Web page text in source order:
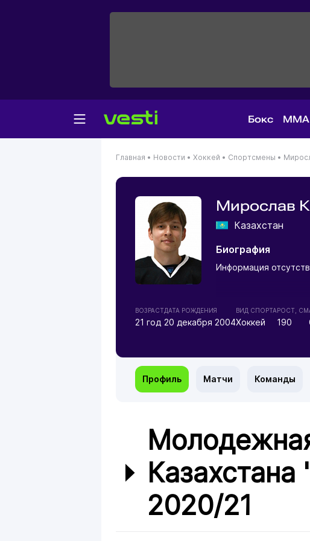
Бокс MMA
Главная • Новости • Хоккей • Спортсмены •
Мирослав
Казахстан
Биография
Информация
ВОЗРАСТ
21 год
ДАТА РОЖДЕНИЯ
20 декабря 2004
ВИД СПОРТА
Хоккей
РОСТ, СМ
190
Профиль Матчи Команды
2020/21